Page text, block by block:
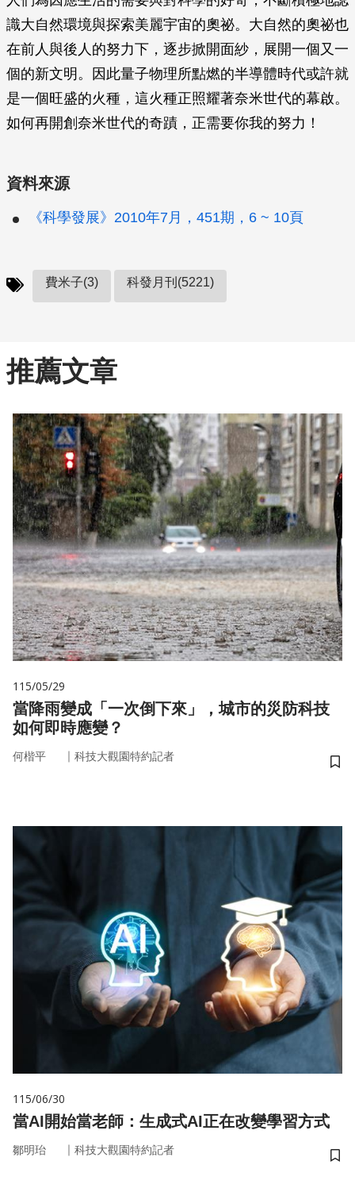
識大自然環境與探索美麗宇宙的奧祕。大自然的奧祕也
在前人與後人的努力下，逐步掀開面紗，展開一個又一
個的新文明。因此量子物理所點燃的半導體時代或許就
是一個旺盛的火種，這火種正照耀著奈米世代的幕啟。
如何再開創奈米世代的奇蹟，正需要你我的努力！
資料來源
《科學發展》2010年7月，451期，6 ~ 10頁
費米子(3) 科發月刊(5221)
推薦文章
115/05/29
當降雨變成「一次倒下來」，城市的災防科技
如何即時應變？
何楷平 ｜ 科技大觀園特約記者
儲
115/06/30
當AI開始當老師：生成式AI正在改變學習方式
鄒明珆 ｜ 科技大觀園特約記者
儲